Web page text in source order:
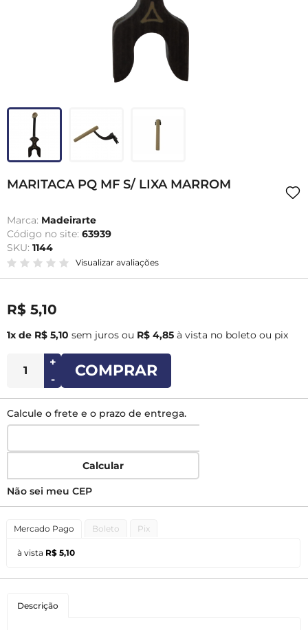
MARITACA PQ MF S/ LIXA MARROM
Marca: Madeirarte
Código no site: 63939
SKU: 1144
Visualizar avaliações
R$ 5,10
1x de R$ 5,10 sem juros ou R$ 4,85 à vista no boleto ou pix
+
-
COMPRAR
Calcule o frete e o prazo de entrega.
Calcular
Não sei meu CEP
Mercado Pago Boleto Pix
à vista R$ 5,10
Descrição